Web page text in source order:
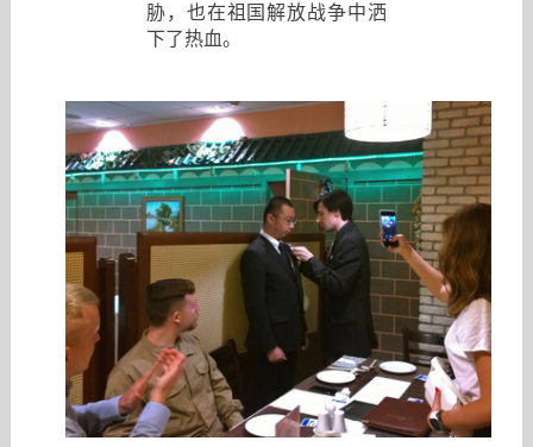
胁，也在祖国解放战争中洒
下了热血。